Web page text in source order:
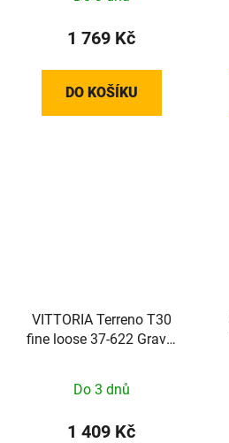
1 769 Kč
DO KOŠÍKU
VITTORIA Terreno T30
fine loose 37-622 Gravel
Do 3 dnů
1 409 Kč